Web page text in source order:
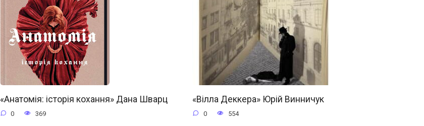
«Анатомія: історія кохання» Дана Шварц
0 369
«Вілла Деккера» Юрій Винничук
0 554